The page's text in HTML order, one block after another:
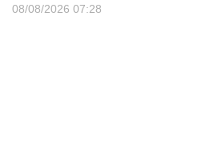
08/08/2026 07:28